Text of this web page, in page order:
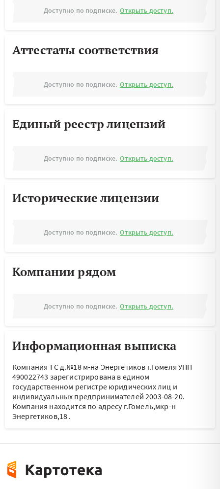
Доступно по подписке. Открыть доступ.
Аттестаты соответствия
Доступно по подписке. Открыть доступ.
Единый реестр лицензий
Доступно по подписке. Открыть доступ.
Исторические лицензии
Доступно по подписке. Открыть доступ.
Компании рядом
Доступно по подписке. Открыть доступ.
Информационная выписка
Компания ТС д.№18 м-на Энергетиков г.Гомеля УНП
490022743 зарегистрирована в едином
государственном регистре юридических лиц и
индивидуальных предпринимателей 2003-08-20.
Компания находится по адресу г.Гомель,мкр-н
Энергетиков,18 .